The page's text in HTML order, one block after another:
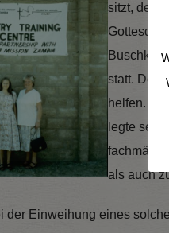
sitzt, dem
statt.
helfen.
legte
als auch
der Einweihung eines